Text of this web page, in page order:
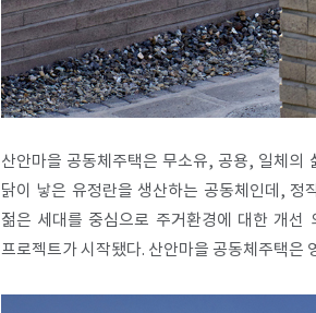
산안마을 공동체주택은 무소유, 공용, 일체의
닭이 낳은 유정란을 생산하는 공동체인데, 정
젊은 세대를 중심으로 주거환경에 대한 개선
프로젝트가 시작됐다. 산안마을 공동체주택은